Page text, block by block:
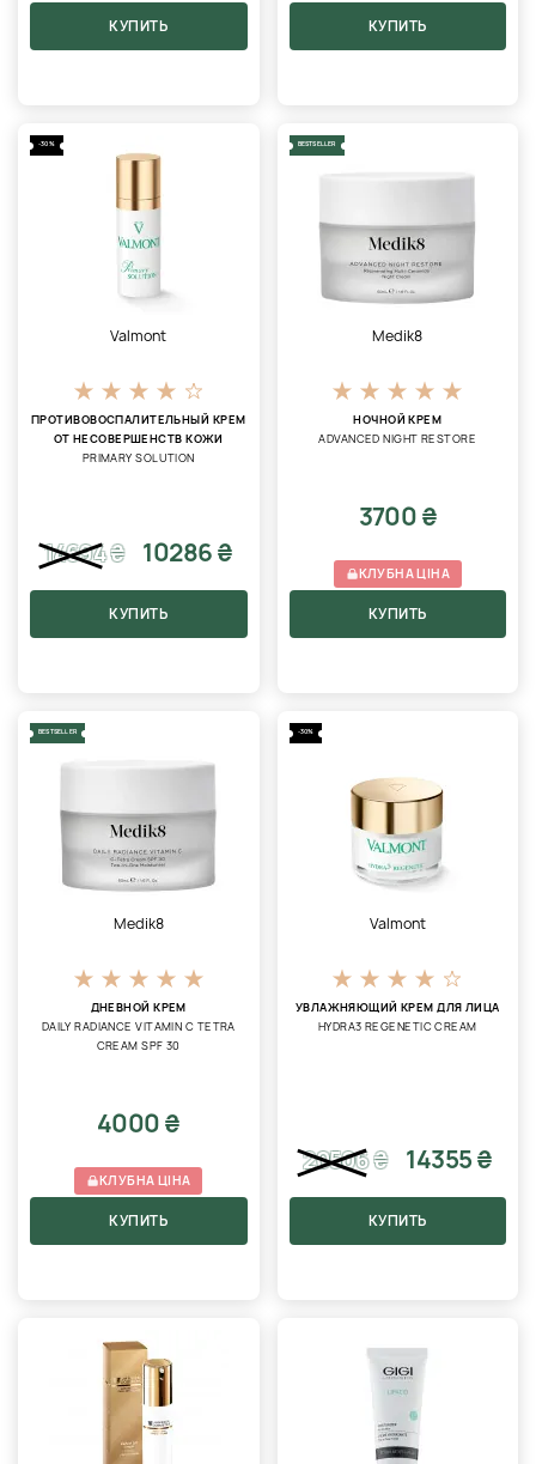
КУПИТЬ КУПИТЬ
-30%
Valmont
ПРОТИВОВОСПАЛИТЕЛЬНЫЙ КРЕМ
ОТ НЕСОВЕРШЕНСТВ КОЖИ
PRIMARY SOLUTION
14694₴ 10286 ₴
КУПИТЬ
BESTSELLER
Medik8
НОЧНОЙ КРЕМ
ADVANCED NIGHT RESTORE
3700 ₴
КЛУБНА ЦІНА
КУПИТЬ
BESTSELLER
Medik8
ДНЕВНОЙ КРЕМ
DAILY RADIANCE VITAMIN C TETRA
CREAM SPF 30
4000 ₴
КЛУБНА ЦІНА
КУПИТЬ
-30%
Valmont
УВЛАЖНЯЮЩИЙ КРЕМ ДЛЯ ЛИЦА
HYDRA3 REGENETIC CREAM
20506₴ 14355 ₴
КУПИТЬ